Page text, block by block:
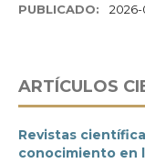
PUBLICADO:
ARTÍ­CULOS
Revistas
conocimiento en